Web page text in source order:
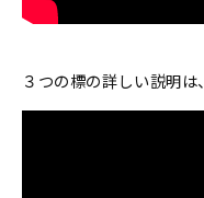
３つの標の詳しい説明は